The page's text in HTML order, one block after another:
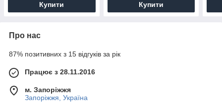
Купити Купити
Про нас
87% позитивних з 15 відгуків за рік
Працює з 28.11.2016
м. Запоріжжя
Запоріжжя, Україна